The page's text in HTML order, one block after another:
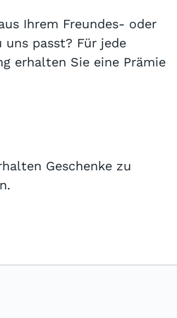
Ihrem Freundes- oder
uns passt? Für jede
erhalten Sie eine Prämie
Geschenke zu